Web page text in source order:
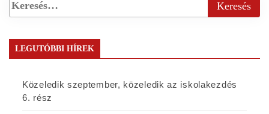
LEGUTÓBBI HÍREK
Közeledik szeptember, közeledik az iskolakezdés
6. rész